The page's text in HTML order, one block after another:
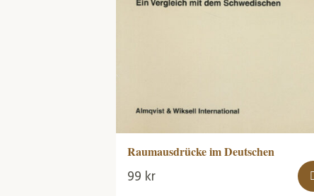
Raumausdrücke im Deutschen
99 kr